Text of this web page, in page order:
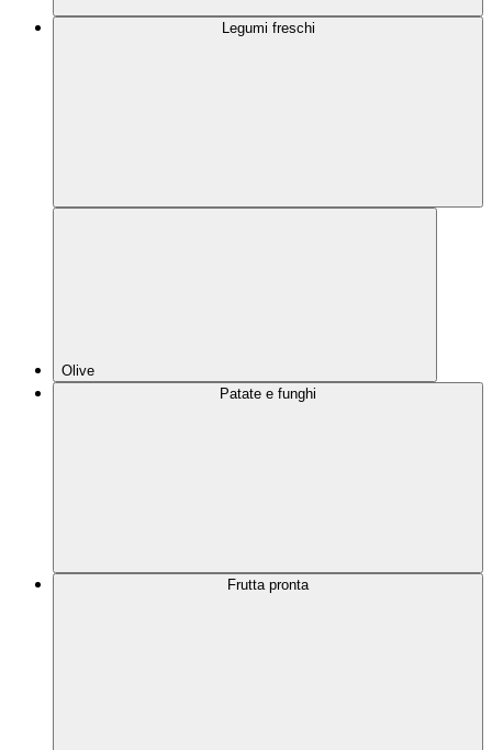
Legumi freschi
Olive
Patate e funghi
Frutta pronta